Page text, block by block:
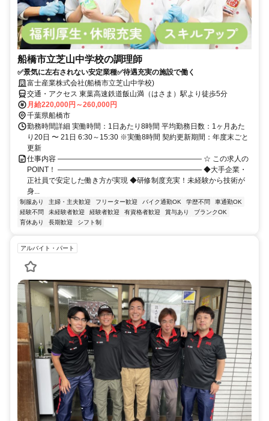
船橋市立芝山中学校の調理師
✅景気に左右されない安定業種✅待遇充実の施設で働く
富士産業株式会社(船橋市立芝山中学校)
交通・アクセス 東葉高速鉄道飯山満（はさま）駅より徒歩5分
月給220,000円～260,000円
千葉県船橋市
勤務時間詳細 実働時間：1日あたり8時間 平均勤務日数：1ヶ月あた
り20日 〜 21日 6:30～15:30 ※実働8時間 契約更新期間：年度末ごと
更新
仕事内容 ―――――――――――――――――――― ☆ この求人の
POINT！ ―――――――――――――――――――― ◆大手企業・
正社員で安定した働き方が実現 ◆研修制度充実！未経験から技術が
身...
制服あり 主婦・主夫歓迎 フリーター歓迎 バイク通勤OK 学歴不問
車通勤OK
経験不問
未経験者歓迎 経験者歓迎 有資格者歓迎 賞与あり
ブランクOK
育休あり
長期歓迎 シフト制
アルバイト・パート